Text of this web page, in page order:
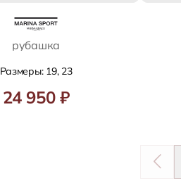
рубашка
Размеры: 19, 23
24 950 ₽